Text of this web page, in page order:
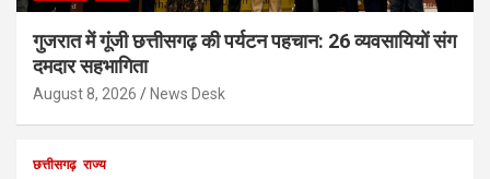
गुजरात में गूंजी छत्तीसगढ़ की पर्यटन पहचान: 26 व्यवसायियों संग
दमदार सहभागिता
August 8, 2026 News Desk
छत्तीसगढ़ राज्य